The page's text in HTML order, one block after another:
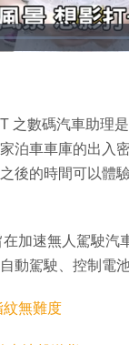
之數碼汽車助理
泊車車庫的出入
後的時間可以體
加速無人駕駛汽
動駕駛、控制電
紋無難度